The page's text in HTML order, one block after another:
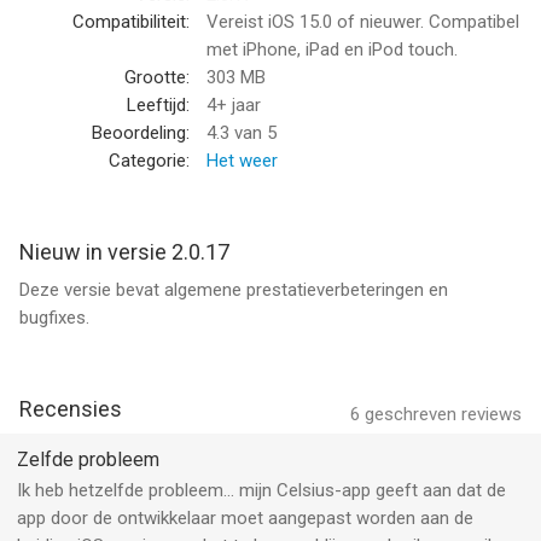
gegevens worden elke vijftien tot zestig minuten ververst.
HUIDIGE LOCATIE
Uw huidige locatie wordt toegevoegd via de gegevens van uw
GPS van uw apparaat, zodat we u een nauwkeurige
voorspelling kunnen geven. Omdat uw privacy belangrijk is,
Kijk of de antwoorden beschikbaar zijn in de veelgestelde
vragen in de app-instellingen.
Ons ondersteuningsteam staat voor u klaar en helpt u graag
VOLG ORKANEN*
Blijf op de hoogte van de ontwikkeling van de orkaan, het
voorspelde pad (en veranderingen daarvan), windsnelheid,
windkwadranten en nog veel meer. Onze intuïtieve radar geeft
de orkaanbeweging op een perfect zichtbare en begrijpelijke
Compatibiliteit:
Vereist iOS 15.0 of nieuwer. Compatibel
met iPhone, iPad en iPod touch.
Grootte:
303 MB
Leeftijd:
4+ jaar
Beoordeling:
4.3 van 5
Categorie:
Het weer
Nieuw in versie 2.0.17
Deze versie bevat algemene prestatieverbeteringen en
bugfixes.
6 geschreven reviews
Recensies
Zelfde probleem
Ik heb hetzelfde probleem… mijn Celsius-app geeft aan dat de
app door de ontwikkelaar moet aangepast worden aan de